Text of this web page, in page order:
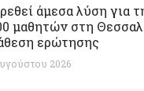
άμεσα λύση για
μαθητών στη
ερώτησης
2026